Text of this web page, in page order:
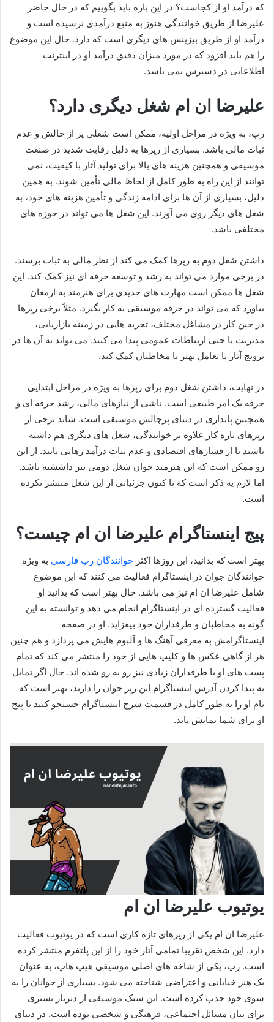
که درآمد او از کجاست؟ در این باره باید بگوییم که در حال حاضر
علیرضا از طریق خوانندگی هنوز به منبع درآمدی نرسیده است و
درآمد او از طریق بیزینس های دیگری است که دارد. حال این موضوع
را هم باید افزود که در مورد میزان دقیق درآمد او در اینترنت
اطلاعاتی در دسترس نمی باشد.
علیرضا ان ام شغل دیگری دارد؟
رپ، به‌ ویژه در مراحل اولیه، ممکن است شغلی پر از چالش و عدم
ثبات مالی باشد. بسیاری از رپرها به دلیل رقابت شدید در صنعت
موسیقی و همچنین هزینه‌ های بالا برای تولید آثار با کیفیت، نمی‌
توانند از این راه به‌ طور کامل از لحاظ مالی تأمین شوند. به همین
دلیل، بسیاری از آن ها برای ادامه زندگی و تأمین هزینه‌ های خود، به
شغل‌ های دیگر روی می‌ آورند. این شغل‌ ها می‌ تواند در حوزه‌ های
مختلفی باشد.
داشتن شغل دوم به رپرها کمک می‌ کند از نظر مالی به ثبات برسند.
در برخی موارد می‌ تواند به رشد و توسعه حرفه‌ ای‌ نیز کمک کند. این
شغل‌ ها ممکن است مهارت‌ های جدیدی برای هنرمند به ارمغان
بیاورد که می‌ تواند در حرفه موسیقی‌ به کار بگیرد. مثلاً برخی رپرها
در حین کار در مشاغل مختلف، تجربه‌ هایی در زمینه بازاریابی،
مدیریت یا حتی ارتباطات عمومی پیدا می‌ کنند. می‌ تواند به آن‌ ها در
ترویج آثار یا تعامل بهتر با مخاطبان کمک کند.
در نهایت، داشتن شغل دوم برای رپرها به‌ ویژه در مراحل ابتدایی
حرفه‌ یک امر طبیعی است. ناشی از نیازهای مالی، رشد حرفه‌ ای و
همچنین پایداری در دنیای پرچالش موسیقی است. شاید برخی از
رپرهای تازه‌ کار علاوه بر خوانندگی، شغل‌ های دیگری هم داشته
باشند تا از فشارهای اقتصادی و عدم ثبات درآمد رهایی یابند. از این
رو ممکن است که این هنرمند جوان شغل دومی نیز داششته باشد.
اما لازم یه ذکر است که تا کنون جزئیاتی از این شغل منتشر نکرده
است.
پیج اینستاگرام علیرضا ان ام چیست؟
بهتر است که بدانید، این روزها اکثر خوانندگان رپ فارسی به ویژه
خوانندگان جوان در اینستاگرام فعالیت می کنند که این موضوع
شامل علیرضا ان ام نیز می باشد. حال بهتر است که بدانید او
فعالیت گسترده ای در اینستاگرام انجام می‌ دهد و توانسته به این
گونه به مخاطبان و طرفداران خود بیفزاید. او در صفحه
اینستاگرامش به معرفی آهنگ ها و آلبوم هایش می‌ پردازد و هم چنین
هر از گاهی عکس ها و کلیپ هایی از خود را منتشر می‌ کند که تمام
پست های او با طرفداران زیادی نیز رو به رو شده اند. حال اگر تمایل
به پیدا کردن آدرس اینستاگرام این رپر جوان را دارید، بهتر است که
نام او را به طور کامل در قسمت سرچ اینستاگرام جستجو کنید تا پیج
او برای شما نمایش یابد.
یوتیوب علیرضا ان ام
علیرضا ان ام یکی از رپرهای تازه کاری است که در یوتیوب فعالیت
دارد. این شخص تقریبا تمامی آثار خود را از این پلتفرم منتشر کرده
است. رپ، یکی از شاخه‌ های اصلی موسیقی هیپ‌ هاپ، به‌ عنوان
یک هنر خیابانی و اعتراضی شناخته می‌ شود. بسیاری از جوانان را به
سوی خود جذب کرده است. این سبک موسیقی از دیرباز بستری
برای بیان مسائل اجتماعی، فرهنگی و شخصی بوده است. در دنیای